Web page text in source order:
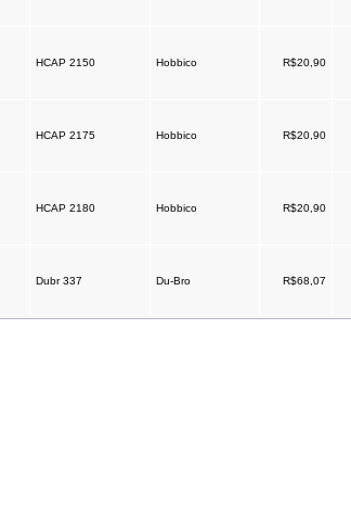
HCAP 2150 Hobbico R$20,90
HCAP 2175 Hobbico R$20,90
HCAP 2180 Hobbico R$20,90
Dubr 337 Du-Bro R$68,07